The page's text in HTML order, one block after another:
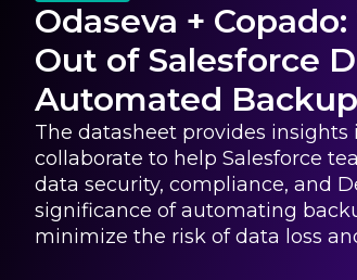
Odaseva +
Out of Salesforce
Automated
The datasheet provides
collaborate to help Salesforce
data security, compliance, and
significance of automating
minimize the risk of data loss